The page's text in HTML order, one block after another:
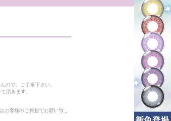
ので、ご了承下さい。
頂きます。
お客様のご負担でお願い致し